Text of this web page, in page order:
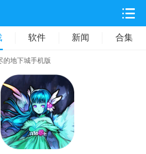
软件 新闻 合集
的地下城手机版
动作格斗 休闲益智
卡牌对战 音乐舞蹈
挂机养成